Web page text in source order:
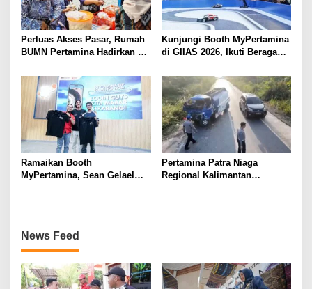
Perluas Akses Pasar, Rumah
BUMN Pertamina Hadirkan 13
Sulawesi Tengah
Kunjungi Booth MyPertamina
di GIIAS 2026, Ikuti Beragam
Hadiahnya
Ramaikan Booth
MyPertamina, Sean Gelael
Pertamina Patra Niaga
Regional Kalimantan
News Feed